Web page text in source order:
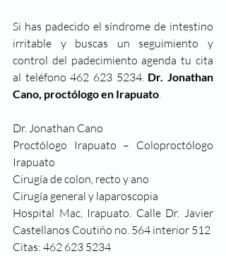
Si has padecido el síndrome de intestino
irritable y buscas un seguimiento y
control del padecimiento agenda tu cita
al teléfono 462 623 5234. Dr. Jonathan
Cano, proctólogo en Irapuato.
Dr. Jonathan Cano
Proctólogo Irapuato – Coloproctólogo
Irapuato
Cirugía de colon, recto y ano
Cirugía general y laparoscopia
Hospital Mac, Irapuato. Calle Dr. Javier
Castellanos Coutiño no. 564 interior 512
Citas: 462 623 5234